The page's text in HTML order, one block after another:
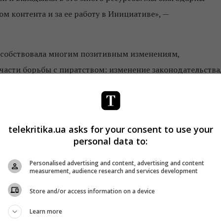
контента и за ее работу в Инициативе», —
многим позитивным изменениям,
борьбы с пиратством: изменение законодательства,
рекламодателей и зрителей. Безусловно, мы не
Вероятно, никогда окончательной победы и не будет,
только бороться за то, чтобы улучшить ситуацию,
сдвиг, безусловно, был сделан». —
по стратегическому развитию «
с правильной и важной миссией, проект о
не только воплотить для него несколько полезных
telekritika.ua asks for your consent to use your
personal data to:
Personalised advertising and content, advertising and content
measurement, audience research and services development
Store and/or access information on a device
Learn more